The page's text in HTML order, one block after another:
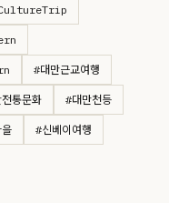
#대만근교여행
통문화 #대만천등
#신베이여행